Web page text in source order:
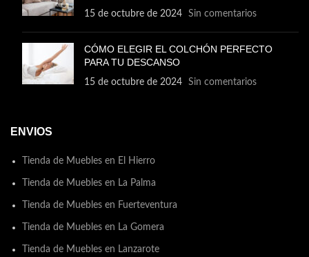
15 de octubre de 2024 Sin comentarios
CÓMO ELEGIR EL COLCHÓN PERFECTO
PARA TU DESCANSO
15 de octubre de 2024 Sin comentarios
ENVIOS
Tienda de Muebles en El Hierro
Tienda de Muebles en La Palma
Tienda de Muebles en Fuerteventura
Tienda de Muebles en La Gomera
Tienda de Muebles en Lanzarote